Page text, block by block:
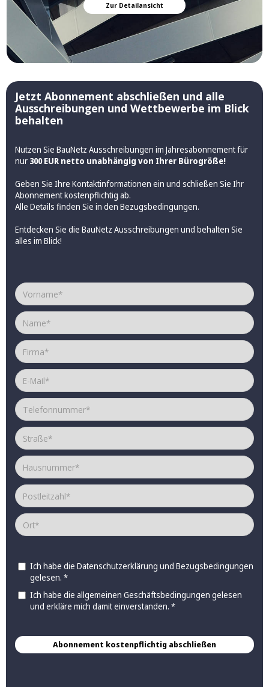
Zur Detailansicht
Jetzt Abonnement abschließen und alle
Ausschreibungen und Wettbewerbe im Blick
behalten
Nutzen Sie BauNetz Ausschreibungen im Jahresabonnement für
nur 300 EUR netto unabhängig von Ihrer Bürogröße!
Geben Sie Ihre Kontaktinformationen ein und schließen Sie Ihr
Abonnement kostenpflichtig ab.
Alle Details finden Sie in den Bezugsbedingungen.
Entdecken Sie die BauNetz Ausschreibungen und behalten Sie
alles im Blick!
Ich habe die Datenschutzerklärung und Bezugsbedingungen
gelesen. *
Ich habe die allgemeinen Geschäftsbedingungen gelesen
und erkläre mich damit einverstanden. *